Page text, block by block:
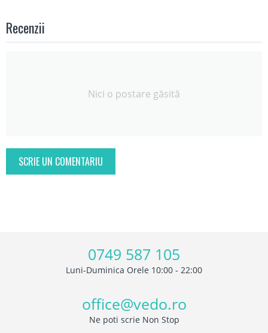
Recenzii
Nici o postare găsită
SCRIE UN COMENTARIU
0749 587 105
Luni-Duminica Orele 10:00 - 22:00
office@vedo.ro
Ne poti scrie Non Stop